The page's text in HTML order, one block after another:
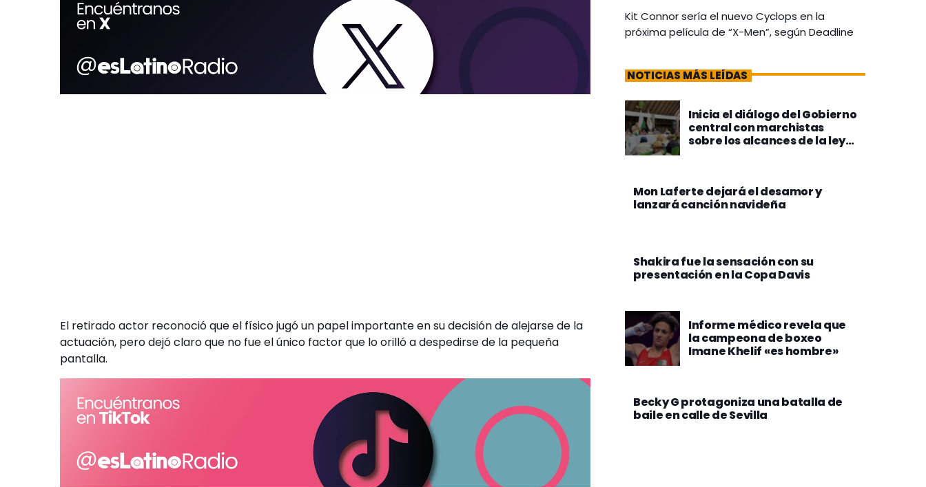
El retirado actor reconoció que el físico jugó un papel importante en su decisión de alejarse de la
actuación, pero dejó claro que no fue el único factor que lo orilló a despedirse de la pequeña
pantalla.
Kit Connor sería el nuevo Cyclops en la
próxima película de “X-Men”, según Deadline
NOTICIAS MÁS LEÍDAS
Inicia el diálogo del Gobierno
central con marchistas
sobre los alcances de la ley
Mon Laferte dejará el desamor y
lanzará canción navideña
Shakira fue la sensación con su
presentación en la Copa Davis
Informe médico revela que
la campeona de boxeo
Imane Khelif «es hombre»
Becky G protagoniza una batalla de
baile en calle de Sevilla